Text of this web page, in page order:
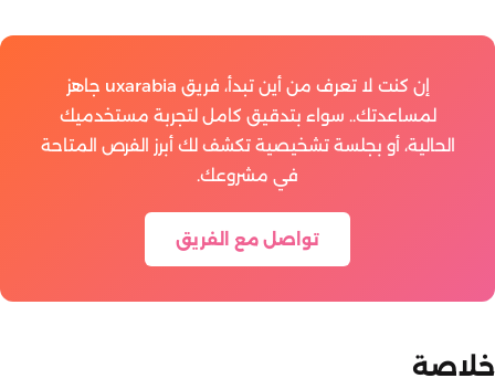
إن كنت لا تعرف من أين تبدأ، فريق uxarabia جاهز
لمساعدتك.. سواء بتدقيق كامل لتجربة مستخدميك
الحالية، أو بجلسة تشخيصية تكشف لك أبرز الفرص المتاحة
في مشروعك.
تواصل مع الفريق
خلاصة